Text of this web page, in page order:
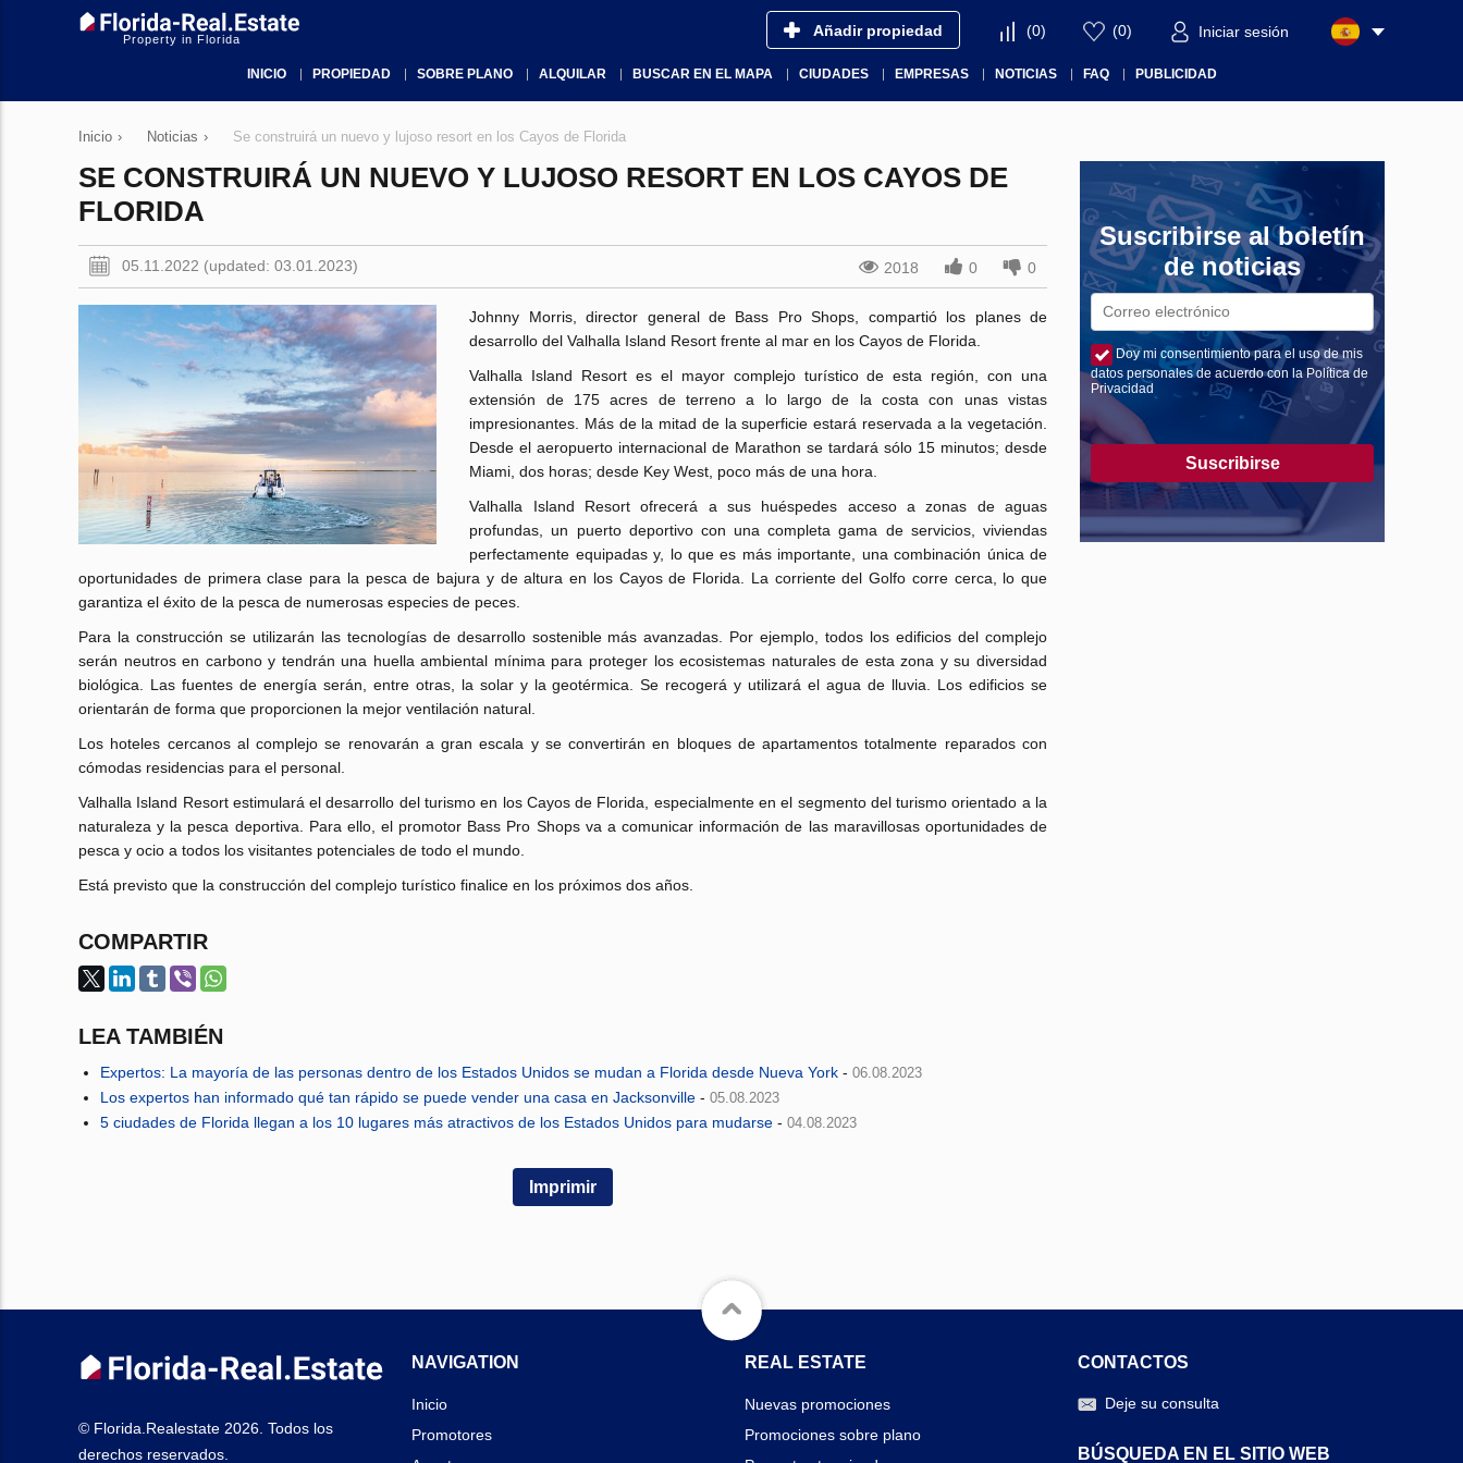
Property in Florida Añadir propiedad (0) (0) Iniciar sesión
INICIO PROPIEDAD SOBRE PLANO ALQUILAR BUSCAR EN EL MAPA CIUDADES EMPRESAS NOTICIAS FAQ PUBLICIDAD
Inicio › Noticias › Se construirá un nuevo y lujoso resort en los Cayos de Florida
SE CONSTRUIRÁ UN NUEVO Y LUJOSO RESORT EN LOS CAYOS DE
FLORIDA
05.11.2022 (updated: 03.01.2023) 2018 0 0
Johnny Morris, director general de Bass Pro Shops, compartió los planes de
desarrollo del Valhalla Island Resort frente al mar en los Cayos de Florida.
Valhalla Island Resort es el mayor complejo turístico de esta región, con una
extensión de 175 acres de terreno a lo largo de la costa con unas vistas
impresionantes. Más de la mitad de la superficie estará reservada a la vegetación.
Desde el aeropuerto internacional de Marathon se tardará sólo 15 minutos; desde
Miami, dos horas; desde Key West, poco más de una hora.
Valhalla Island Resort ofrecerá a sus huéspedes acceso a zonas de aguas
profundas, un puerto deportivo con una completa gama de servicios, viviendas
perfectamente equipadas y, lo que es más importante, una combinación única de
oportunidades de primera clase para la pesca de bajura y de altura en los Cayos de Florida. La corriente del Golfo corre cerca, lo que
garantiza el éxito de la pesca de numerosas especies de peces.
Para la construcción se utilizarán las tecnologías de desarrollo sostenible más avanzadas. Por ejemplo, todos los edificios del complejo
serán neutros en carbono y tendrán una huella ambiental mínima para proteger los ecosistemas naturales de esta zona y su diversidad
biológica. Las fuentes de energía serán, entre otras, la solar y la geotérmica. Se recogerá y utilizará el agua de lluvia. Los edificios se
orientarán de forma que proporcionen la mejor ventilación natural.
Los hoteles cercanos al complejo se renovarán a gran escala y se convertirán en bloques de apartamentos totalmente reparados con
cómodas residencias para el personal.
Valhalla Island Resort estimulará el desarrollo del turismo en los Cayos de Florida, especialmente en el segmento del turismo orientado a la
naturaleza y la pesca deportiva. Para ello, el promotor Bass Pro Shops va a comunicar información de las maravillosas oportunidades de
pesca y ocio a todos los visitantes potenciales de todo el mundo.
Está previsto que la construcción del complejo turístico finalice en los próximos dos años.
COMPARTIR
LEA TAMBIÉN
Expertos: La mayoría de las personas dentro de los Estados Unidos se mudan a Florida desde Nueva York - 06.08.2023
Los expertos han informado qué tan rápido se puede vender una casa en Jacksonville - 05.08.2023
5 ciudades de Florida llegan a los 10 lugares más atractivos de los Estados Unidos para mudarse - 04.08.2023
Imprimir
Suscribirse al boletín
de noticias
Doy mi consentimiento para el uso de mis
datos personales de acuerdo con la Política de
Privacidad
Suscribirse
© Florida.Realestate 2026. Todos los
derechos reservados.
NAVIGATION
Inicio
Promotores
REAL ESTATE
Nuevas promociones
Promociones sobre plano
CONTACTOS
Deje su consulta
BÚSQUEDA EN EL SITIO WEB